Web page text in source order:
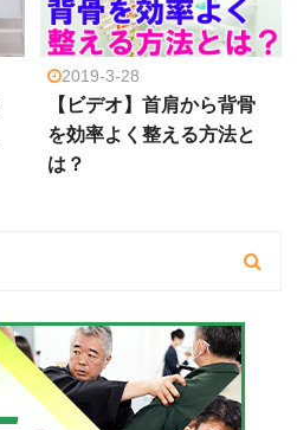
2019-3-28
【ビデオ】首肩から背骨
を効率よく整える方法と
は？